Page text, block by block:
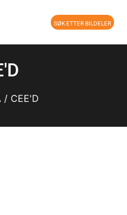
SØK ETTER BILDELER
/ CEE'D